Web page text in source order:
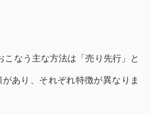
こなう主な方法は「売り先行」と
があり、それぞれ特徴が異なりま